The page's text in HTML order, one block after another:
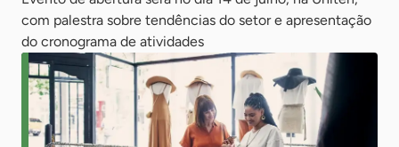
com palestra sobre tendências do setor e apresentação
do cronograma de atividades